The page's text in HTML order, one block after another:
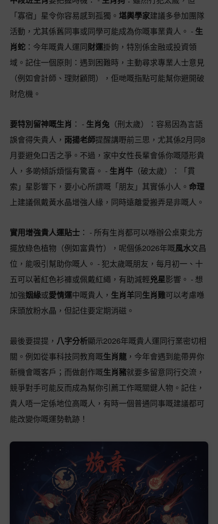
「寡宿」星令你容易感到孤獨。 堪輿學家建議多參加團隊
活動，尤其係舊同事或同學可能成為你嘅事業貴人。 - 生
肖蛇 ：今年嘅貴人運同財運掛鉤，特別係金融或投資領
域。記住一個原則：遇到困難時，主動尋求專業人士意見
（例如會計師、理財顧問），佢哋嘅指點可能幫你避開破
財危機。
要特別留神嘅生肖 ： - 生肖兔 （刑太歲）：容易因為言語
誤會得失貴人， 雨揚老師提醒講嘢前三思，尤其係2月同8
月要避免口舌之爭。不過，家中女性長輩會係你嘅隱形貴
人，多啲傾訴煩惱有驚喜。 - 生肖牛 （破太歲）：「貫
索」星影響下，要小心所謂嘅「朋友」其實係小人。 命理
上建議佩戴黃水晶增強人緣，同時遠離愛搬弄是非嘅人。
實用增強貴人運貼士 ： - 所有生肖都可以喺辦公桌東北方
擺放綠色植物（例如富貴竹），呢個係2026年嘅風水文昌
位，能吸引幫助你嘅人。 - 犯太歲嘅朋友，每月初一、十
五可以著紅色衫褲或佩戴紅繩，有助減輕兇星影響。 - 想
加強姻緣或愛情運中嘅貴人， 生肖羊同生肖雞可以考慮喺
床頭放粉水晶，但記住要定期消磁。
最後要提提， 八字分析顯示2026年嘅貴人運同行業密切相
關。例如從事科技同教育嘅生肖龍 ，今年會遇到能帶畀你
新機會嘅客戶；而做創作嘅生肖豬就要多留意同行交流，
競爭對手可能反而成為幫你引薦工作嘅關鍵人物。記住，
貴人唔一定係地位高嘅人，有時一個普通同事嘅建議都可
能改變你嘅運勢軌跡！